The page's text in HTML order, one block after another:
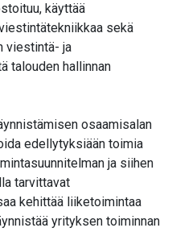
käyttää
sekä
viestintä- ja
talouden hallinnan
osaamisalan
edellytyksiään toimia
ja siihen
tarvittavat
kehittää liiketoimintaa
yrityksen toiminnan